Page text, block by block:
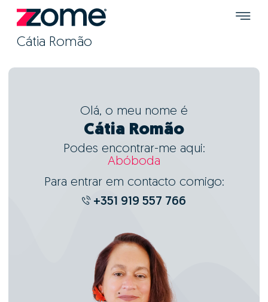
Cátia Romão
Olá, o meu nome é
Cátia Romão
Podes encontrar-me aqui:
Abóboda
Para entrar em contacto comigo:
+351 919 557 766